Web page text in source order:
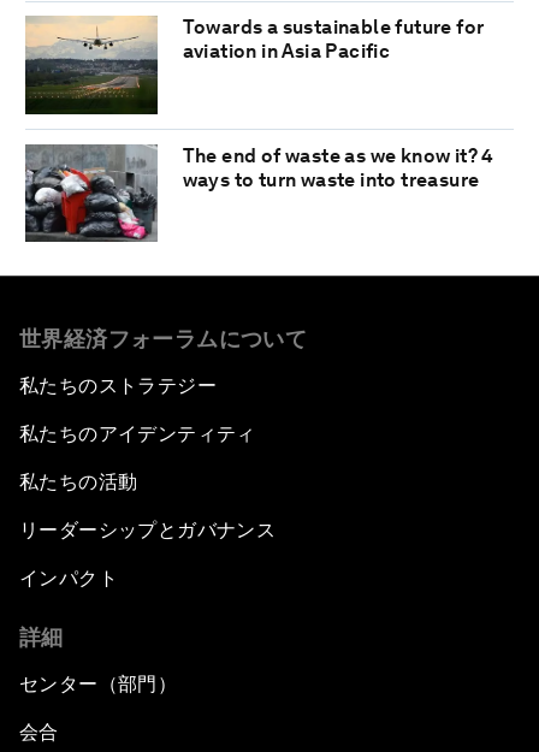
Towards a sustainable future for
aviation in Asia Pacific
The end of waste as we know it? 4
ways to turn waste into treasure
世界経済フォーラムについて
私たちのストラテジー
私たちのアイデンティティ
私たちの活動
リーダーシップとガバナンス
インパクト
詳細
センター（部門）
会合